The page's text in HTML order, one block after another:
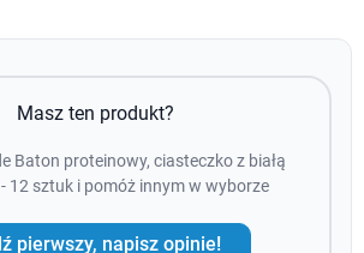
Masz ten produkt?
Baton proteinowy, ciasteczko z białą
12 sztuk i pomóż innym w wyborze
pierwszy, napisz opinie!